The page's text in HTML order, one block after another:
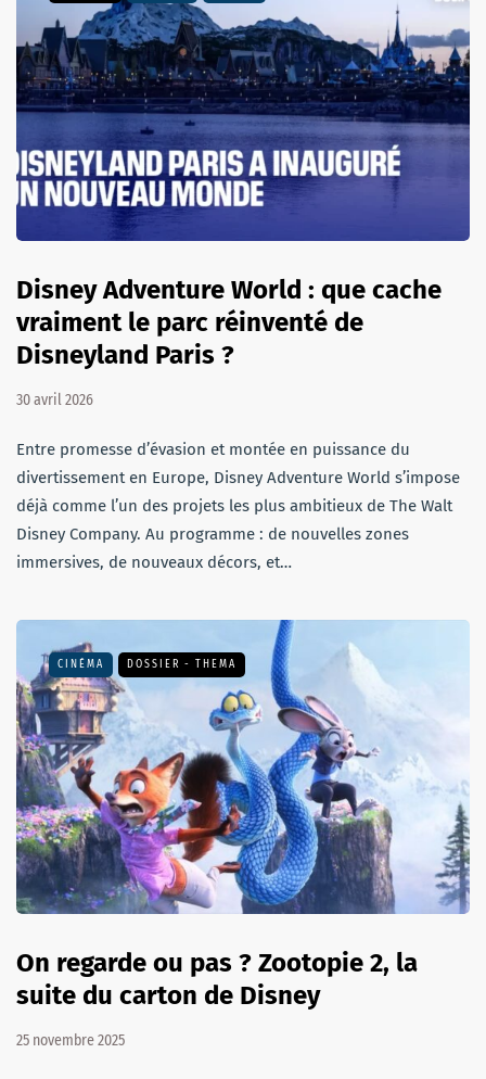
Disney Adventure World : que cache
vraiment le parc réinventé de
Disneyland Paris ?
30 avril 2026
Entre promesse d’évasion et montée en puissance du
divertissement en Europe, Disney Adventure World s’impose
déjà comme l’un des projets les plus ambitieux de The Walt
Disney Company. Au programme : de nouvelles zones
immersives, de nouveaux décors, et…
CINÉMA DOSSIER - THEMA
On regarde ou pas ? Zootopie 2, la
suite du carton de Disney
25 novembre 2025